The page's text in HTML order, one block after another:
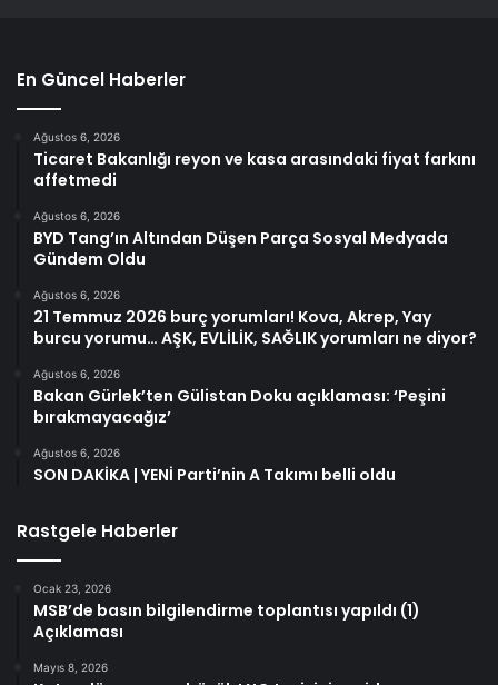
En Güncel Haberler
Ağustos 6, 2026
Ticaret Bakanlığı reyon ve kasa arasındaki fiyat farkını
affetmedi
Ağustos 6, 2026
BYD Tang’ın Altından Düşen Parça Sosyal Medyada
Gündem Oldu
Ağustos 6, 2026
21 Temmuz 2026 burç yorumları! Kova, Akrep, Yay
burcu yorumu… AŞK, EVLİLİK, SAĞLIK yorumları ne diyor?
Ağustos 6, 2026
Bakan Gürlek’ten Gülistan Doku açıklaması: ‘Peşini
bırakmayacağız’
Ağustos 6, 2026
SON DAKİKA | YENİ Parti’nin A Takımı belli oldu
Rastgele Haberler
Ocak 23, 2026
MSB’de basın bilgilendirme toplantısı yapıldı (1)
Açıklaması
Mayıs 8, 2026